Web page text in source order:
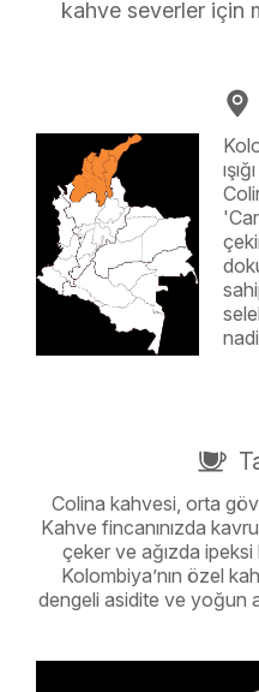
kahve severler için
Colina kahvesi, orta
Kahve fincanınızda
çeker ve ağızda ipeksi
Kolombiya’nın özel
dengeli asidite ve yoğun